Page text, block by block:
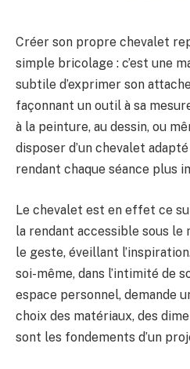
Créer son propre chevalet
simple bricolage : c’est une
subtile d’exprimer son
façonnant un outil à sa
à la peinture, au dessin, ou
disposer d’un chevalet
rendant chaque séance plus
Le chevalet est en effet ce
la rendant accessible sous
le geste, éveillant
soi-même, dans l’intimité de
espace personnel, demande
choix des matériaux, des
sont les fondements d’un